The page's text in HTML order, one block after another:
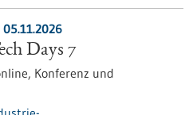
05.11.2026
Days 7
Konferenz und